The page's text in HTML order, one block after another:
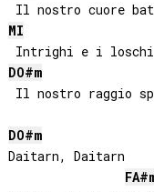
MI
DO#m
Il nostro raggio
DO#m
Daitarn, Daitarn
FA#